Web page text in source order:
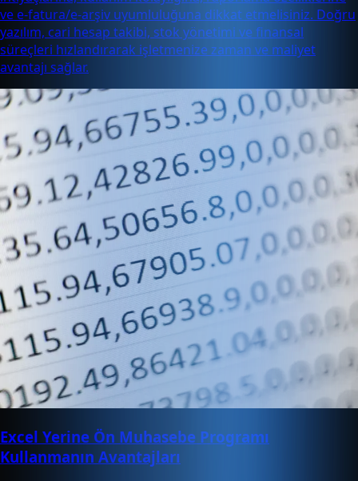
ve e-fatura/e-arşiv uyumluluğuna dikkat etmelisiniz. Doğru
yazılım, cari hesap takibi, stok yönetimi ve finansal
süreçleri hızlandırarak işletmenize zaman ve maliyet
avantajı sağlar.
Excel Yerine Ön Muhasebe Programı
Kullanmanın Avantajları